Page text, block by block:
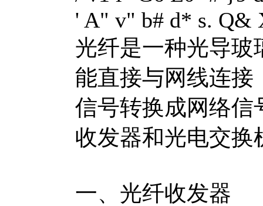
' A" v" b# d* s. Q&
光纤是一种光导玻
能直接与网线连接
信号转换成网络信
收发器和光电交换
一、光纤收发器